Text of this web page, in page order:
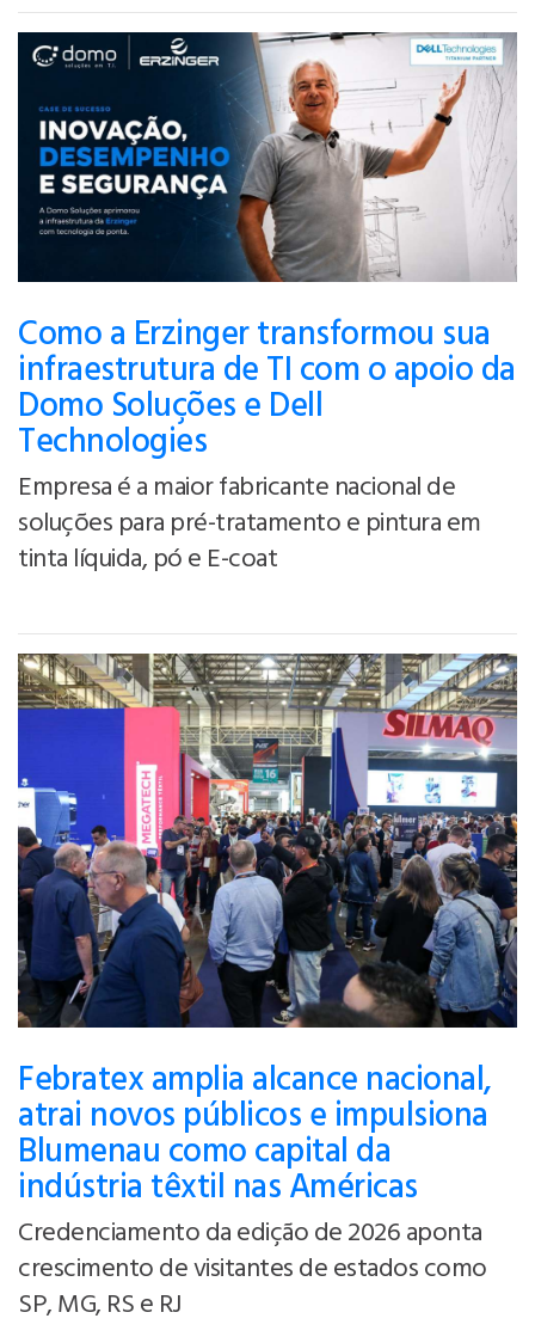
Como a Erzinger transformou sua
infraestrutura de TI com o apoio da
Domo Soluções e Dell
Technologies
Empresa é a maior fabricante nacional de
soluções para pré-tratamento e pintura em
tinta líquida, pó e E-coat
Febratex amplia alcance nacional,
atrai novos públicos e impulsiona
Blumenau como capital da
indústria têxtil nas Américas
Credenciamento da edição de 2026 aponta
crescimento de visitantes de estados como
SP, MG, RS e RJ